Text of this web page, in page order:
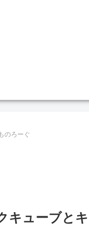
のろーぐ
キューブと